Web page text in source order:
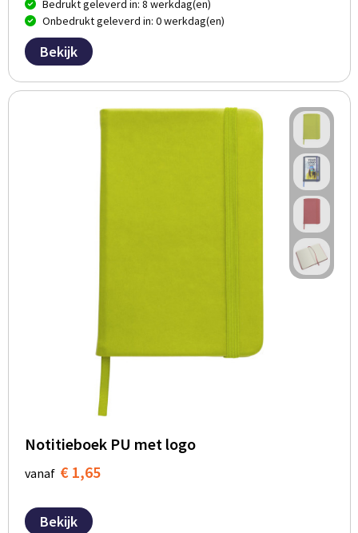
Bedrukt geleverd in: 8 werkdag(en)
Onbedrukt geleverd in: 0 werkdag(en)
Bekijk
Notitieboek PU met logo
vanaf € 1,65
Bekijk